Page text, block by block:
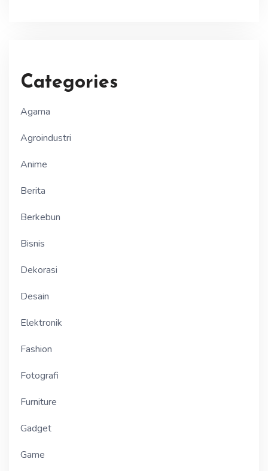
Categories
Agama
Agroindustri
Anime
Berita
Berkebun
Bisnis
Dekorasi
Desain
Elektronik
Fashion
Fotografi
Furniture
Gadget
Game